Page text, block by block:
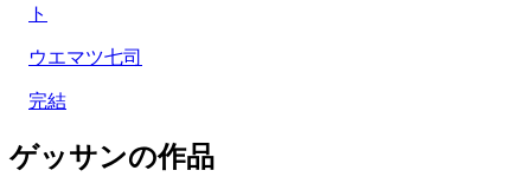
ト
ウエマツ七司
完結
ゲッサンの作品